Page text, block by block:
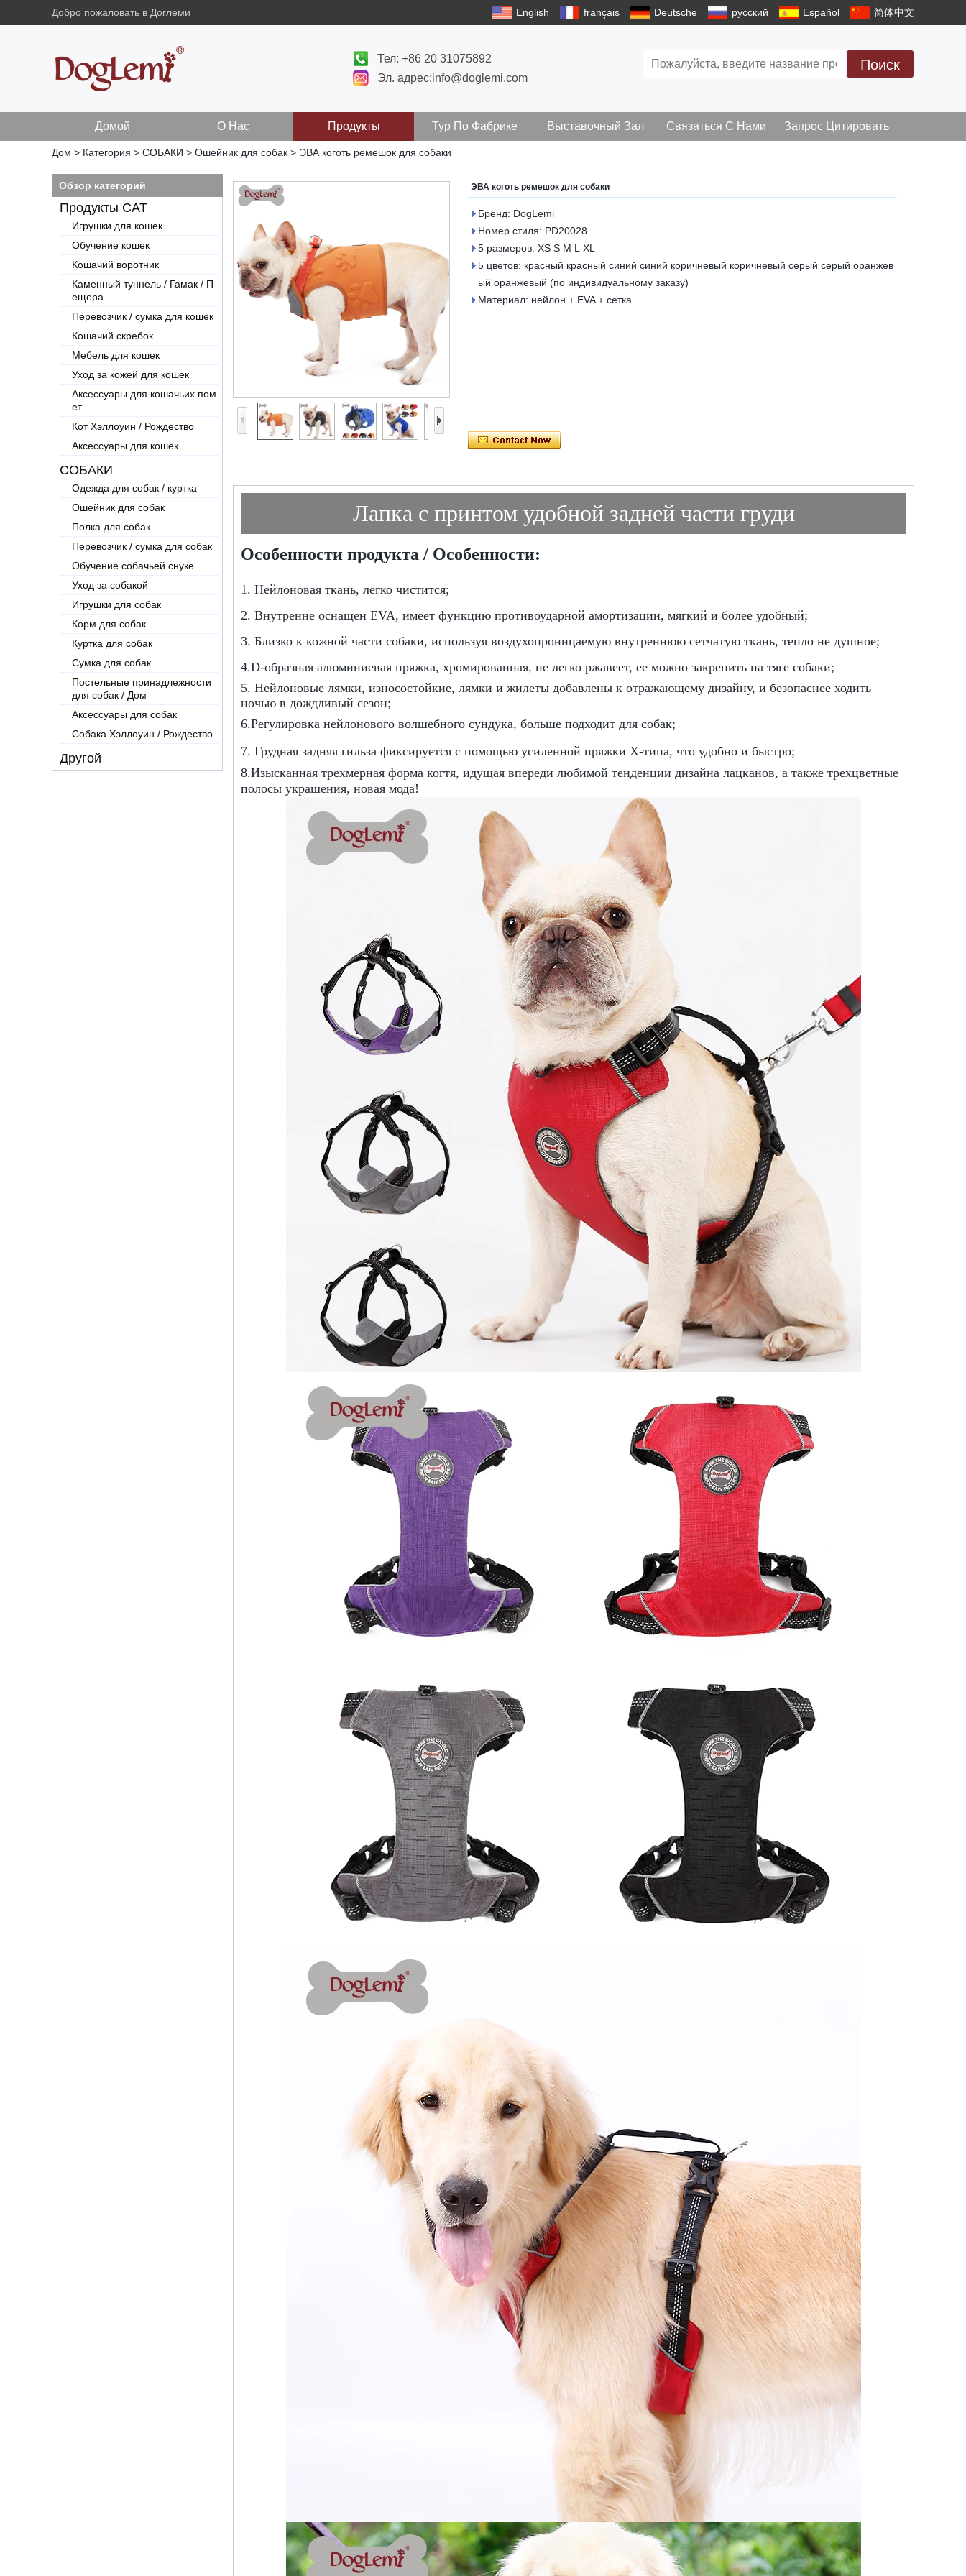
Добро пожаловать в Доглеми English français Deutsche русский Español 简体中文
Тел: +86 20 31075892
Эл. адрес:info@doglemi.com
Поиск
Домой О Нас Продукты Тур По Фабрике Выставочный Зал Связаться С Нами Запрос Цитировать
Дом > Категория > СОБАКИ > Ошейник для собак > ЭВА коготь ремешок для собаки
Обзор категорий
Продукты CAT
Игрушки для кошек
Обучение кошек
Кошачий воротник
Каменный туннель / Гамак / П
ещера
Перевозчик / сумка для кошек
Кошачий скребок
Мебель для кошек
Уход за кожей для кошек
Аксессуары для кошачьих пом
ет
Кот Хэллоуин / Рождество
Аксессуары для кошек
СОБАКИ
Одежда для собак / куртка
Ошейник для собак
Полка для собак
Перевозчик / сумка для собак
Обучение собачьей снуке
Уход за собакой
Игрушки для собак
Корм для собак
Куртка для собак
Сумка для собак
Постельные принадлежности
для собак / Дом
Аксессуары для собак
Собака Хэллоуин / Рождество
Другой
ЭВА коготь ремешок для собаки
Бренд: DogLemi
Номер стиля: PD20028
5 размеров: XS S M L XL
5 цветов: красный красный синий синий коричневый коричневый серый серый оранжев
ый оранжевый (по индивидуальному заказу)
Материал: нейлон + EVA + сетка
Лапка с принтом удобной задней части груди
Особенности продукта / Особенности:
1. Нейлоновая ткань, легко чистится;
2. Внутренне оснащен EVA, имеет функцию противоударной амортизации, мягкий и более удобный;
3. Близко к кожной части собаки, используя воздухопроницаемую внутреннюю сетчатую ткань, тепло не душное;
4.D-образная алюминиевая пряжка, хромированная, не легко ржавеет, ее можно закрепить на тяге собаки;
5. Нейлоновые лямки, износостойкие, лямки и жилеты добавлены к отражающему дизайну, и безопаснее ходить
ночью в дождливый сезон;
6.Регулировка нейлонового волшебного сундука, больше подходит для собак;
7. Грудная задняя гильза фиксируется с помощью усиленной пряжки X-типа, что удобно и быстро;
8.Изысканная трехмерная форма когтя, идущая впереди любимой тенденции дизайна лацканов, а также трехцветные
полосы украшения, новая мода!